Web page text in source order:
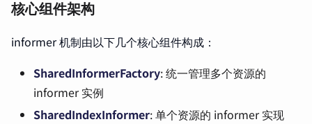
核心组件架构
informer 机制由以下几个核心组件构成：
SharedInformerFactory: 统一管理多个资源的
informer 实例
SharedIndexInformer: 单个资源的 informer 实现